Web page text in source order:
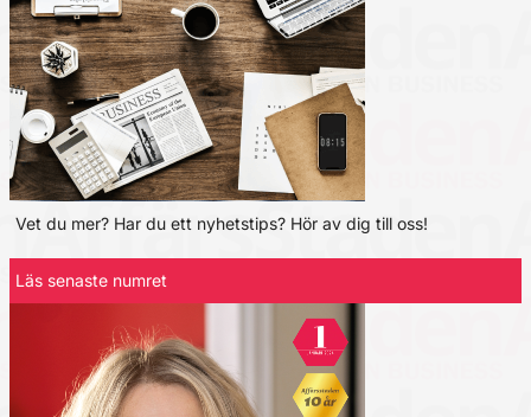
Vet du mer? Har du ett nyhetstips? Hör av dig till oss!
Läs senaste numret